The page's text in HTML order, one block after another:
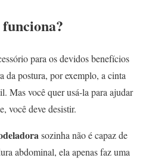
para os devidos benefícios
da postura, por exemplo, a cinta
Mas você quer usá-la para ajudar
você deve desistir.
sozinha não é capaz de
abdominal, ela apenas faz uma